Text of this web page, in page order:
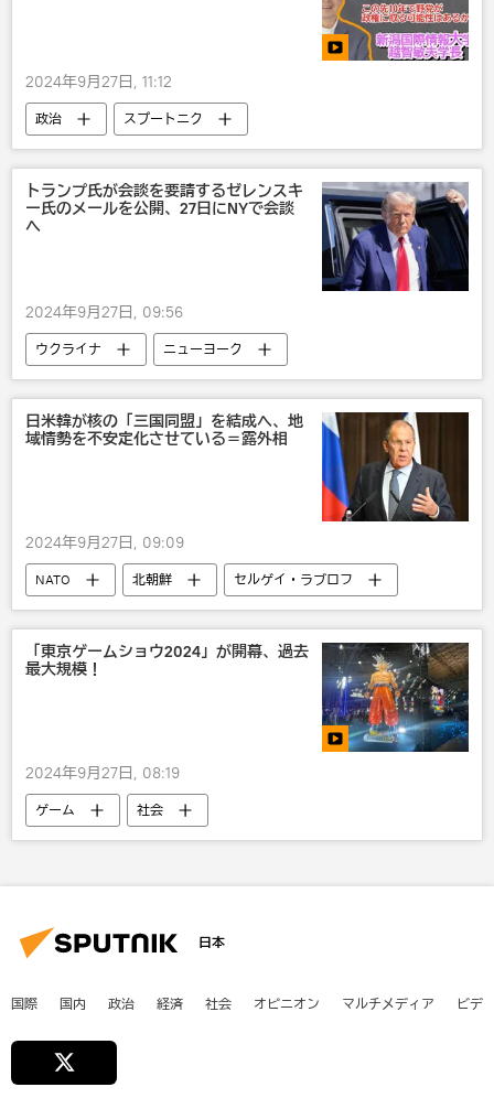
2024年9月27日, 11:12
政治 スプートニク
トランプ氏が会談を要請するゼレンスキ
ー氏のメールを公開、27日にNYで会談
へ
2024年9月27日, 09:56
ウクライナ
ニューヨーク
ドナルド・トランプ
ウォロディミル・ゼレンスキー
国際
米国
日米韓が核の「三国同盟」を結成へ、地
域情勢を不安定化させている＝露外相
2024年9月27日, 09:09
NATO 北朝鮮
セルゲイ・ラブロフ
政治
米国 ロシア
「東京ゲームショウ2024」が開幕、過去
最大規模！
2024年9月27日, 08:19
ゲーム 社会
日本
国際 国内 政治 経済 社会 オピニオン マルチメディア ビデ